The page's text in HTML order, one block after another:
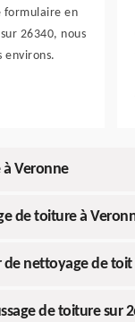
formulaire en
26340, nous
environs.
Veronne
de toiture à
nettoyage de
de toiture sur